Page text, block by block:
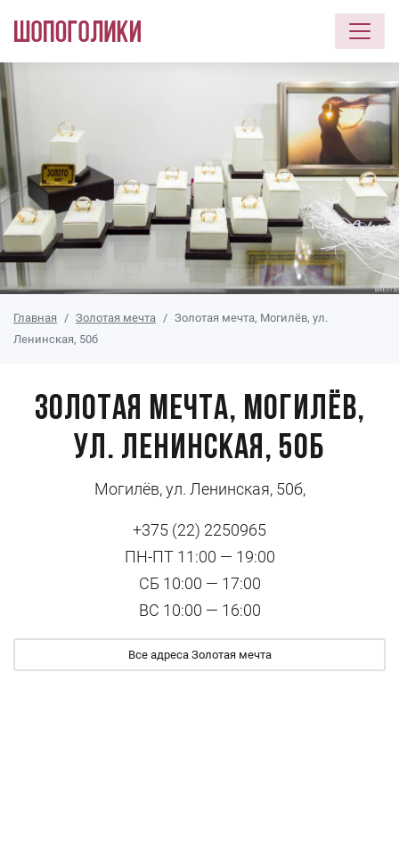
Перейти к основному содержанию
Главная Золотая мечта
Золотая мечта, Могилёв, ул.
Ленинская, 50б
Золотая мечта, Могилёв,
ул. Ленинская, 50б
Могилёв, ул. Ленинская, 50б,
+375 (22) 2250965
ПН-ПТ 11:00 — 19:00
СБ 10:00 — 17:00
ВС 10:00 — 16:00
Все адреса Золотая мечта